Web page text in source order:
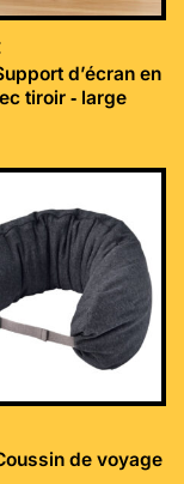
d’écran en
tiroir ‐ large
de voyage